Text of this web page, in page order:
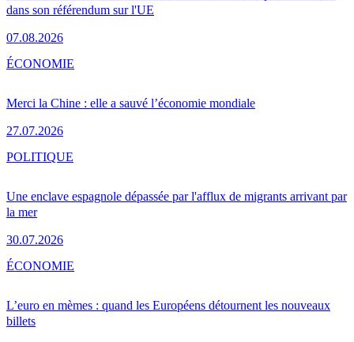
dans son référendum sur l'UE
07.08.2026
Merci la Chine : elle a sauvé l’économie mondiale
27.07.2026
ÉCONOMIE
Une enclave espagnole dépassée par l'afflux de migrants arrivant par
la mer
30.07.2026
POLITIQUE
L’euro en mèmes : quand les Européens détournent les nouveaux
billets
ÉCONOMIE